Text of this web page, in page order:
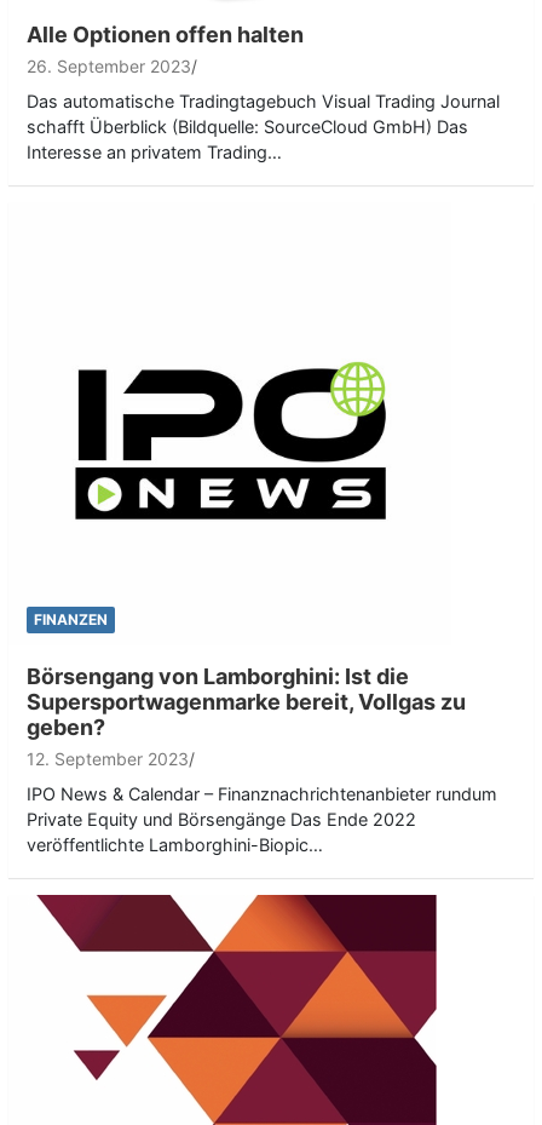
Alle Optionen offen halten
26. September 2023
Das automatische Tradingtagebuch Visual Trading Journal
schafft Überblick (Bildquelle: SourceCloud GmbH) Das
Interesse an privatem Trading…
FINANZEN
Börsengang von Lamborghini: Ist die
Supersportwagenmarke bereit, Vollgas zu
geben?
12. September 2023
IPO News & Calendar – Finanznachrichtenanbieter rundum
Private Equity und Börsengänge Das Ende 2022
veröffentlichte Lamborghini-Biopic…